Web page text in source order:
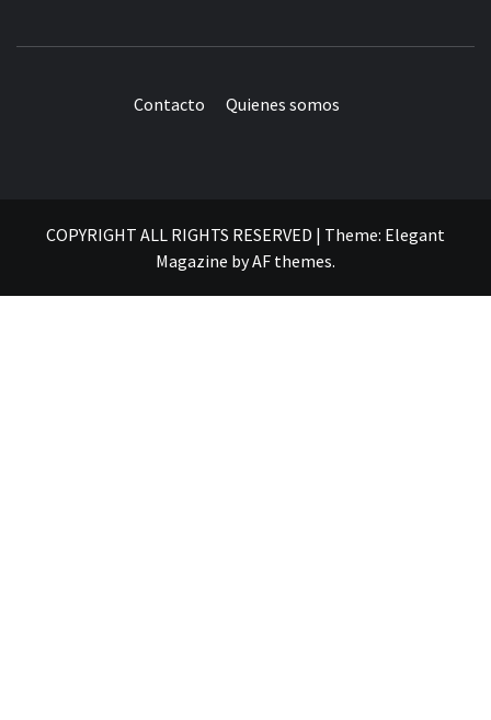
Contacto Quienes somos
COPYRIGHT ALL RIGHTS RESERVED | Theme: Elegant
Magazine byAF themes.